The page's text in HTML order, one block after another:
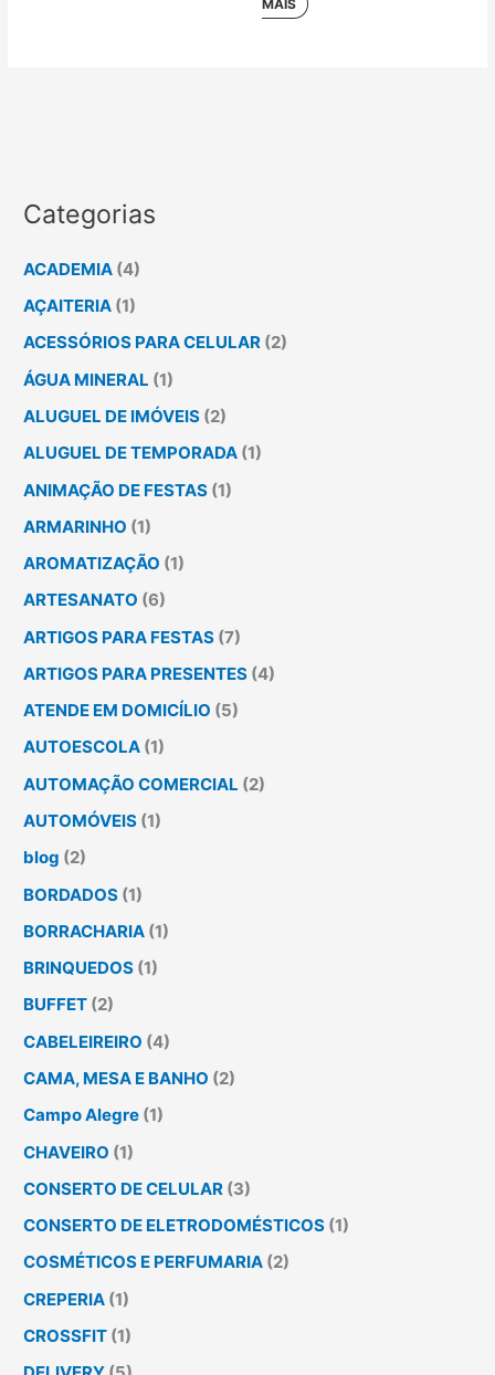
Categorias
ACADEMIA (4)
AÇAITERIA (1)
ACESSÓRIOS PARA CELULAR (2)
ÁGUA MINERAL (1)
ALUGUEL DE IMÓVEIS (2)
ALUGUEL DE TEMPORADA (1)
ANIMAÇÃO DE FESTAS (1)
ARMARINHO (1)
AROMATIZAÇÃO (1)
ARTESANATO (6)
ARTIGOS PARA FESTAS (7)
ARTIGOS PARA PRESENTES (4)
ATENDE EM DOMICÍLIO (5)
AUTOESCOLA (1)
AUTOMAÇÃO COMERCIAL (2)
AUTOMÓVEIS (1)
blog (2)
BORDADOS (1)
BORRACHARIA (1)
BRINQUEDOS (1)
BUFFET (2)
CABELEIREIRO (4)
CAMA, MESA E BANHO (2)
Campo Alegre (1)
CHAVEIRO (1)
CONSERTO DE CELULAR (3)
CONSERTO DE ELETRODOMÉSTICOS (1)
COSMÉTICOS E PERFUMARIA (2)
CREPERIA (1)
CROSSFIT (1)